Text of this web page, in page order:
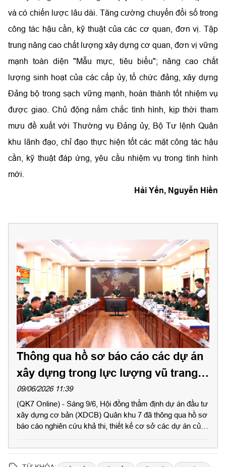
và có chiến lược lâu dài. Tăng cường chuyển đổi số trong
công tác hậu cần, kỹ thuật của các cơ quan, đơn vị. Tập
trung nâng cao chất lượng xây dựng cơ quan, đơn vị vững
mạnh toàn diện "Mẫu mực, tiêu biểu"; nâng cao chất
lượng sinh hoạt của các cấp ủy, tổ chức đảng, xây dựng
Đảng bộ trong sạch vững mạnh, hoàn thành tốt nhiệm vụ
được giao. Chủ động nắm chắc tình hình, kịp thời tham
mưu đề xuất với Thường vụ Đảng ủy, Bộ Tư lệnh Quân
khu lãnh đạo, chỉ đạo thực hiện tốt các mặt công tác hậu
cần, kỹ thuật đáp ứng, yêu cầu nhiệm vụ trong tình hình
mới.
Hải Yến, Nguyễn Hiền
Thông qua hồ sơ báo cáo các dự án
xây dựng trong lực lượng vũ trang
Quân khu
09/06/2026 11:39
(QK7 Online) - Sáng 9/6, Hội đồng thẩm định dự án đầu tư
xây dựng cơ bản (XDCB) Quân khu 7 đã thông qua hồ sơ
báo cáo nghiên cứu khả thi, thiết kế cơ sở các dự án của
chủ đầu tư. Thiếu tướng Đặng Văn Lẫm, Phó Tư lệnh